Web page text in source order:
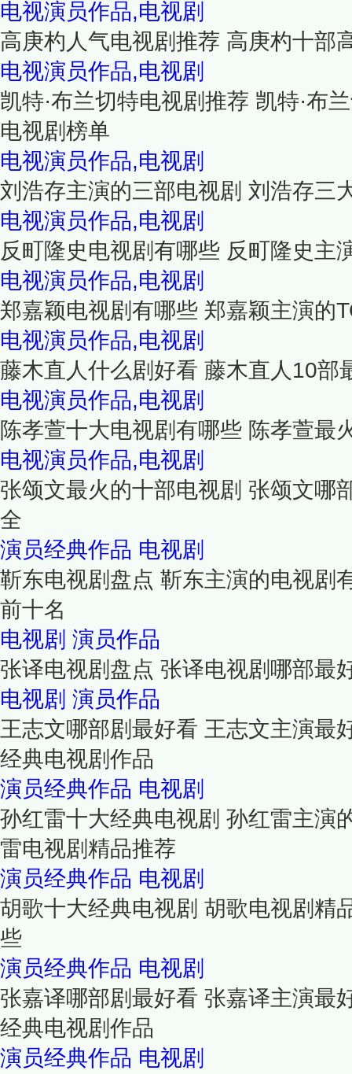
电视演员作品,电视剧
高庚杓人气电视剧推荐 高庚杓十部
电视演员作品,电视剧
凯特·布兰切特电视剧推荐 凯特·布
电视剧榜单
电视演员作品,电视剧
刘浩存主演的三部电视剧 刘浩存三
电视演员作品,电视剧
反町隆史电视剧有哪些 反町隆史主
电视演员作品,电视剧
郑嘉颖电视剧有哪些 郑嘉颖主演的
电视演员作品,电视剧
藤木直人什么剧好看 藤木直人10部
电视演员作品,电视剧
陈孝萱十大电视剧有哪些 陈孝萱最
电视演员作品,电视剧
张颂文最火的十部电视剧 张颂文哪
全
演员经典作品 电视剧
靳东电视剧盘点 靳东主演的电视剧
前十名
电视剧 演员作品
张译电视剧盘点 张译电视剧哪部最
电视剧 演员作品
王志文哪部剧最好看 王志文主演最
经典电视剧作品
演员经典作品 电视剧
孙红雷十大经典电视剧 孙红雷主演
雷电视剧精品推荐
演员经典作品 电视剧
胡歌十大经典电视剧 胡歌电视剧精
些
演员经典作品 电视剧
张嘉译哪部剧最好看 张嘉译主演最
经典电视剧作品
演员经典作品 电视剧